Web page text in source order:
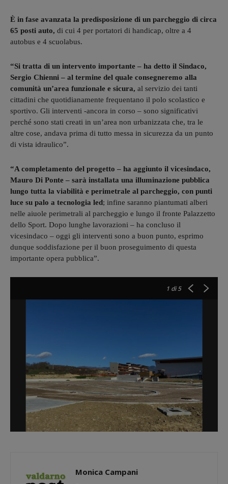
È in fase avanzata la predisposizione di un parcheggio di circa
65 posti auto, di cui 4 per portatori di handicap, oltre a 4
autobus e 4 scuolabus.
“Si tratta di un intervento importante – ha detto il Sindaco,
Sergio Chienni – al termine del quale consegneremo alla
comunità un’area funzionale e sicura, al servizio dei tanti
cittadini che quotidianamente frequentano il polo scolastico e
sportivo. Gli interventi -ancora in corso – sono significativi
perché sono stati creati in un’area non urbanizzata che, tra le
altre cose, andava prima di tutto messa in sicurezza da un punto
di vista idraulico”.
“A completamento del progetto – ha aggiunto il vicesindaco,
Mauro Di Ponte – sarà installata una illuminazione pubblica
lungo tutta la viabilità e perimetrale al parcheggio, con punti
luce su palo a tecnologia led; infine saranno piantumati alberi
nelle aiuole perimetrali al parcheggio e lungo il fronte Palazzetto
dello Sport. Dopo lunghe lavorazioni – ha concluso il
vicesindaco – oggi gli interventi sono a buon punto, esprimo
dunque soddisfazione per il buon proseguimento di questa
importante opera pubblica”.
1 di 5
Monica Campani